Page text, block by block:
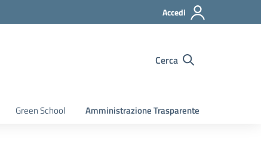
Accedi
Cerca
Green School Amministrazione Trasparente